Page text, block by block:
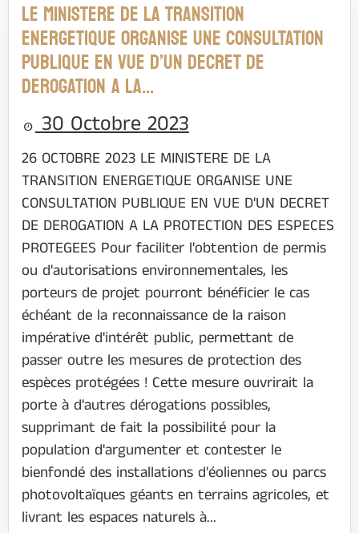
LE MINISTERE DE LA TRANSITION
ENERGETIQUE ORGANISE UNE CONSULTATION
PUBLIQUE EN VUE D’UN DECRET DE
DEROGATION A LA…
30 Octobre 2023
26 OCTOBRE 2023 LE MINISTERE DE LA
TRANSITION ENERGETIQUE ORGANISE UNE
CONSULTATION PUBLIQUE EN VUE D'UN DECRET
DE DEROGATION A LA PROTECTION DES ESPECES
PROTEGEES Pour faciliter l'obtention de permis
ou d'autorisations environnementales, les
porteurs de projet pourront bénéficier le cas
échéant de la reconnaissance de la raison
impérative d'intérêt public, permettant de
passer outre les mesures de protection des
espèces protégées ! Cette mesure ouvrirait la
porte à d'autres dérogations possibles,
supprimant de fait la possibilité pour la
population d'argumenter et contester le
bienfondé des installations d'éoliennes ou parcs
photovoltaïques géants en terrains agricoles, et
livrant les espaces naturels à...